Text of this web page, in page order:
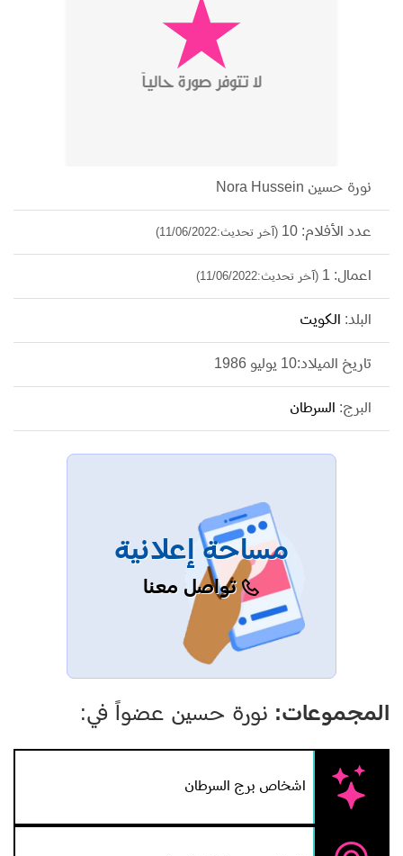
نورة حسين Nora Hussein
عدد الأفلام: 10 (آخر تحديث:11/06/2022)
اعمال: 1 (آخر تحديث:11/06/2022)
البلد: الكويت
تاريخ الميلاد:10 يوليو 1986
البرج: السرطان
مساحة إعلانية
تواصل معنا
المجموعات: نورة حسين عضواً في:
اشخاص برج السرطان